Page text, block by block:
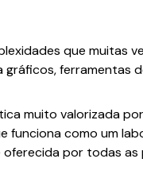
que muitas
ferramentas
muito valorizada
funciona como um
por todas